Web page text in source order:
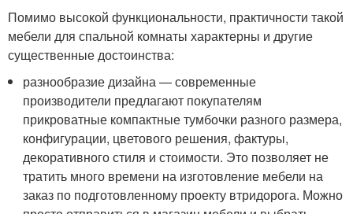
Помимо высокой функциональности, практичности такой
мебели для спальной комнаты характерны и другие
существенные достоинства:
разнообразие дизайна — современные
производители предлагают покупателям
прикроватные компактные тумбочки разного размера,
конфигурации, цветового решения, фактуры,
декоративного стиля и стоимости. Это позволяет не
тратить много времени на изготовление мебели на
заказ по подготовленному проекту втридорога. Можно